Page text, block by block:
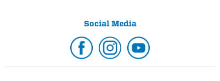
Social Media